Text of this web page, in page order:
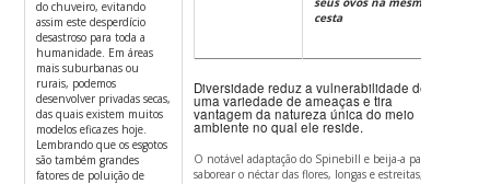
do chuveiro, evitando
assim este desperdício
desastroso para toda a
humanidade. Em áreas
mais suburbanas ou
rurais, podemos
desenvolver privadas secas,
das quais existem muitos
modelos eficazes hoje.
Lembrando que os esgotos
são também grandes
fatores de poluição de
cesta
Diversidade reduz a vulnerabilidade de
uma variedade de ameaças e tira
vantagem da natureza única do meio
ambiente no qual ele reside.
O notável adaptação do Spinebill e beija-a pairar e
saborear o néctar das flores, longas e estreitas, com